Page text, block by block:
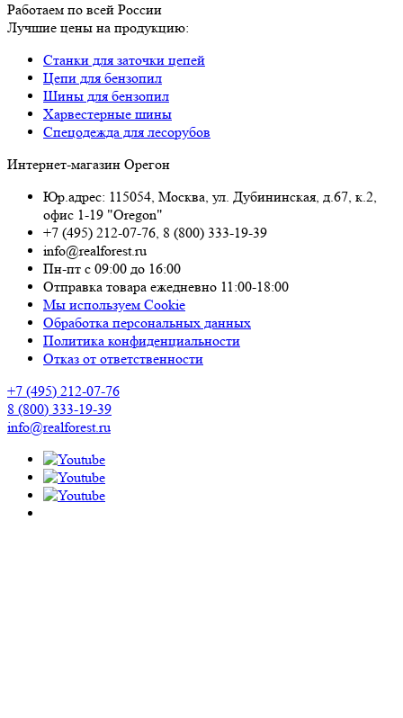
Работаем по всей России
Лучшие цены на продукцию:
Станки для заточки цепей
Цепи для бензопил
Шины для бензопил
Харвестерные шины
Спецодежда для лесорубов
Интернет-магазин Орегон
Юр.адрес: 115054, Москва, ул. Дубининская, д.67, к.2,
офис 1-19 "Oregon"
+7 (495) 212-07-76, 8 (800) 333-19-39
info@realforest.ru
Пн-пт с 09:00 до 16:00
Отправка товара ежедневно 11:00-18:00
Мы используем Cookie
Обработка персональных данных
Политика конфиденциальности
Отказ от ответственности
+7 (495) 212-07-76
8 (800) 333-19-39
info@realforest.ru